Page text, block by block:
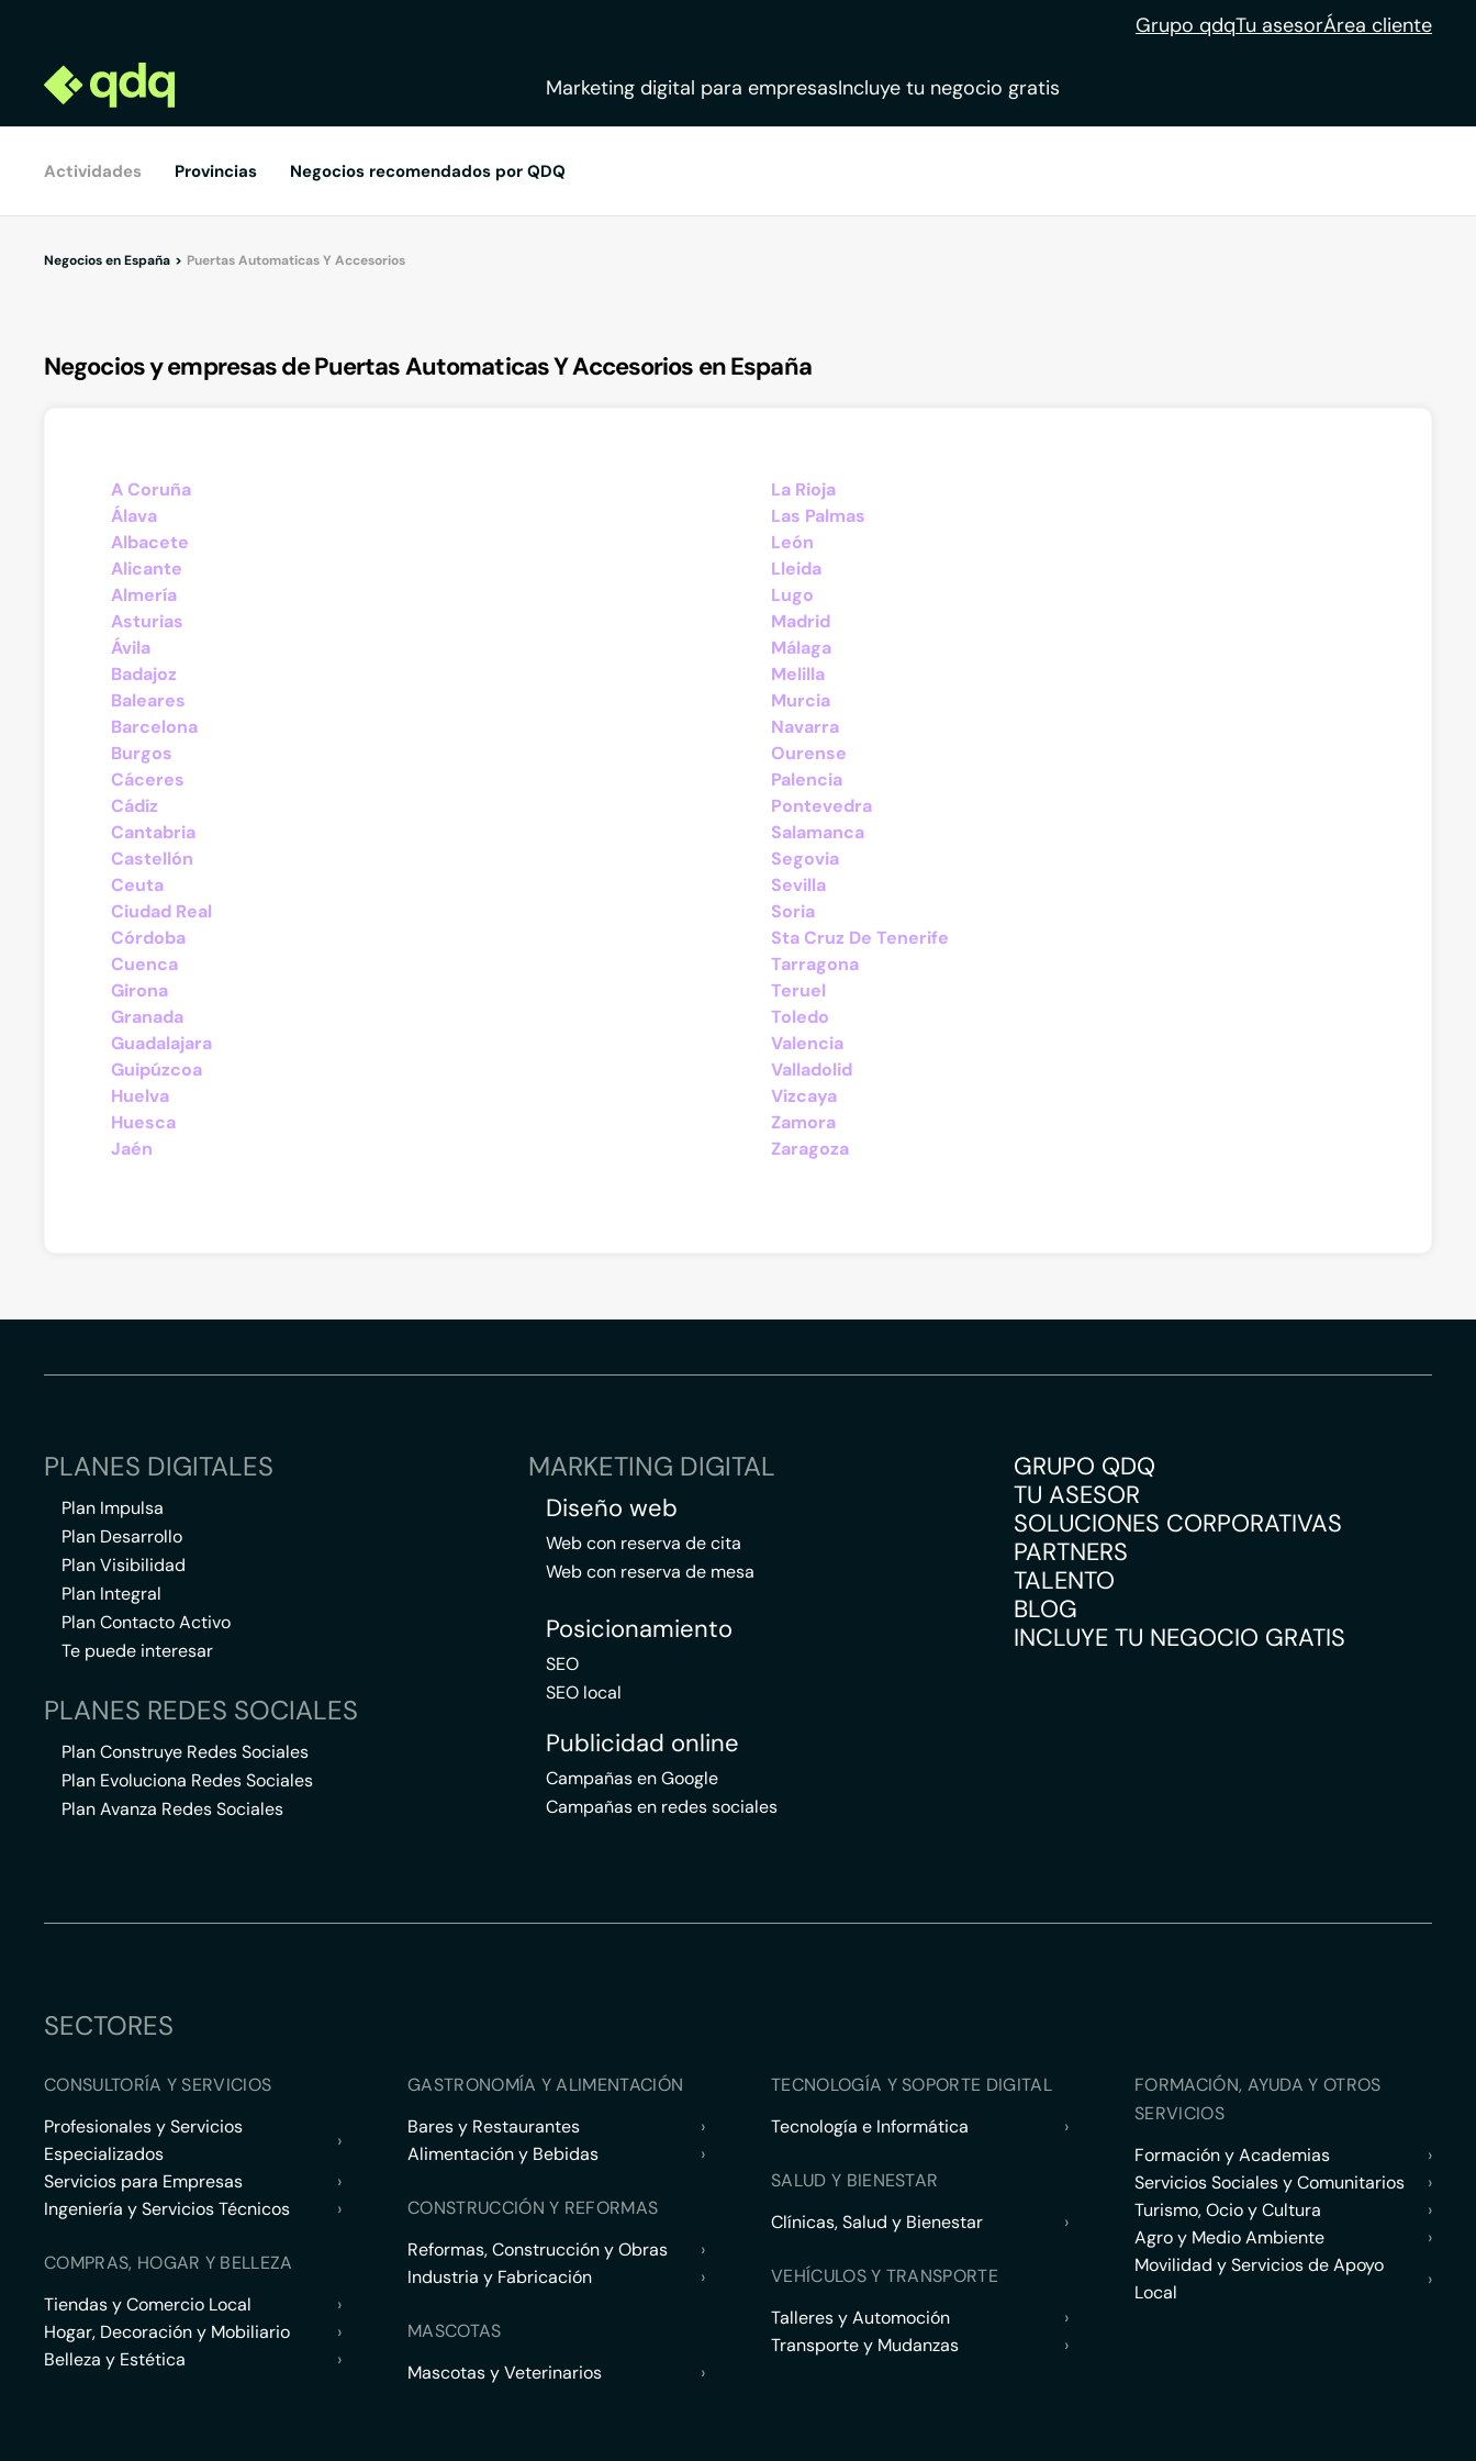
Grupo qdqTu asesorÁrea cliente
Marketing digital para empresasIncluye tu negocio gratis
Actividades Provincias Negocios recomendados por QDQ
Negocios en España Puertas Automaticas Y Accesorios
Negocios y empresas de Puertas Automaticas Y Accesorios en España
A Coruña
Álava
Albacete
Alicante
Almería
Asturias
Ávila
Badajoz
Baleares
Barcelona
Burgos
Cáceres
Cádiz
Cantabria
Castellón
Ceuta
Ciudad Real
Córdoba
Cuenca
Girona
Granada
Guadalajara
Guipúzcoa
Huelva
Huesca
Jaén
La Rioja
Las Palmas
León
Lleida
Lugo
Madrid
Málaga
Melilla
Murcia
Navarra
Ourense
Palencia
Pontevedra
Salamanca
Segovia
Sevilla
Soria
Sta Cruz De Tenerife
Tarragona
Teruel
Toledo
Valencia
Valladolid
Vizcaya
Zamora
Zaragoza
PLANES DIGITALES
Plan Impulsa
Plan Desarrollo
Plan Visibilidad
Plan Integral
Plan Contacto Activo
Te puede interesar
PLANES REDES SOCIALES
Plan Construye Redes Sociales
Plan Evoluciona Redes Sociales
Plan Avanza Redes Sociales
MARKETING DIGITAL
Diseño web
Web con reserva de cita
Web con reserva de mesa
Posicionamiento
SEO
SEO local
Publicidad online
Campañas en Google
Campañas en redes sociales
GRUPO QDQ
TU ASESOR
SOLUCIONES CORPORATIVAS
PARTNERS
TALENTO
BLOG
INCLUYE TU NEGOCIO GRATIS
SECTORES
CONSULTORÍA Y SERVICIOS
Profesionales y Servicios
Especializados
›
Servicios para Empresas
›
Ingeniería y Servicios Técnicos
›
COMPRAS, HOGAR Y BELLEZA
Tiendas y Comercio Local
›
Hogar, Decoración y Mobiliario
›
Belleza y Estética
›
GASTRONOMÍA Y ALIMENTACIÓN
Bares y Restaurantes
›
Alimentación y Bebidas
›
CONSTRUCCIÓN Y REFORMAS
Reformas, Construcción y Obras
›
Industria y Fabricación
›
MASCOTAS
Mascotas y Veterinarios
›
TECNOLOGÍA Y SOPORTE DIGITAL
Tecnología e Informática
›
SALUD Y BIENESTAR
Clínicas, Salud y Bienestar
›
VEHÍCULOS Y TRANSPORTE
Talleres y Automoción
›
Transporte y Mudanzas
›
FORMACIÓN, AYUDA Y OTROS
SERVICIOS
Formación y Academias
›
Servicios Sociales y Comunitarios
›
Turismo, Ocio y Cultura
›
Agro y Medio Ambiente
›
Movilidad y Servicios de Apoyo
Local
›